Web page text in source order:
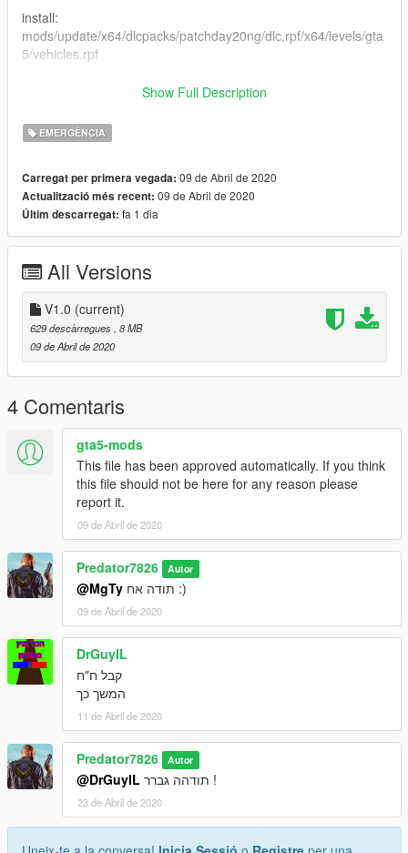
install:
mods/update/x64/dlcpacks/patchday20ng/dlc.rpf/x64/levels/gta
5/vehicles.rpf
My Discord: Predator7826#1291
Show Full Description
EMERGÈNCIA
Carregat per primera vegada: 09 de Abril de 2020
Actualització més recent: 09 de Abril de 2020
Últim descarregat: fa 1 dia
All Versions
V1.0 (current)
629 descàrregues , 8 MB
09 de Abril de 2020
4 Comentaris
gta5-mods
This file has been approved automatically. If you think
this file should not be here for any reason please
report it.
09 de Abril de 2020
Predator7826 Autor
@MgTy תודה אח :)
09 de Abril de 2020
DrGuyIL
קבל ח"ח
המשך כך
11 de Abril de 2020
Predator7826 Autor
@DrGuyIL תודהה גברר !
23 de Abril de 2020